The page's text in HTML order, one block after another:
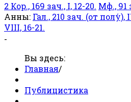
2 Кор., 169 зач., I, 12-20. Мф., 91
Анны: Гал., 210 зач. (от полу́),
VIII, 16-21.
-
Вы здесь:
Главная/
Публицистика